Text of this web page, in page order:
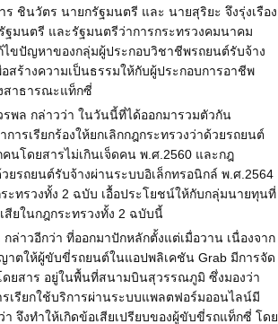
ชินวัตร นายกรัฐมนตรี และ นายสุริยะ จึงรุ่งเรือง
ฐมนตรี และรัฐมนตรีว่าการกระทรวงคมนาคม
ไขปัญหาของกลุ่มผู้ประกอบวิชาชีพรถยนต์รับจ้าง
สร้างความเป็นธรรมให้กับผู้ประกอบการอาชีพ
สาธารณะแท็กซี่
รพล กล่าวว่า ในวันนี้ที่ได้ออกมารวมตัวกัน
การเรียกร้องให้ยกเลิกกฎกระทรวงว่าด้วยรถยนต์
นโดยสารไม่เกินเจ็ดคน พ.ศ.2560 และกฎ
วยรถยนต์รับจ้างผ่านระบบอิเล็กทรอนิกล์ พ.ศ.2564
ระทรวงทั้ง 2 ฉบับ เอื้อประโยชน์ให้กับกลุ่มนายทุนที่
สียในกฎกระทรวงทั้ง 2 ฉบับนี้
ล่าวอีกว่า ที่ออกมาปักหลักตั้งแต่เมื่อวาน เนื่องจาก
าตให้ผู้ขับขี่รถยนต์ในแอปพลิเคชัน Grab มีการจัด
ดยสาร อยู่ในพื้นที่สนามบินสุวรรณภูมิ ซึ่งมองว่า
รเรียกใช้บริการผ่านระบบแพลตฟอร์มออนไลน์มี
จึงทำให้เกิดข้อเสียเปรียบของผู้ขับขี่รถแท็กซี่ โดย